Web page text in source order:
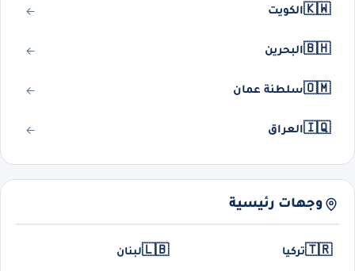
🇰🇼الكويت
🇧🇭البحرين
🇴🇲سلطنة عمان
🇮🇶العراق
وجهات رئيسية
🇹🇷تركيا 🇱🇧لبنان